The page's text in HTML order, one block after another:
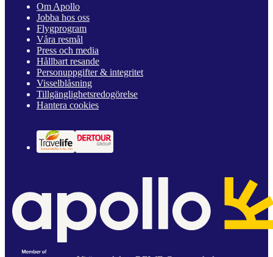
Om Apollo
Jobba hos oss
Flygprogram
Våra resmål
Press och media
Hållbart resande
Personuppgifter & integritet
Visselblåsning
Tillgänglighetsredogörelse
Hantera cookies